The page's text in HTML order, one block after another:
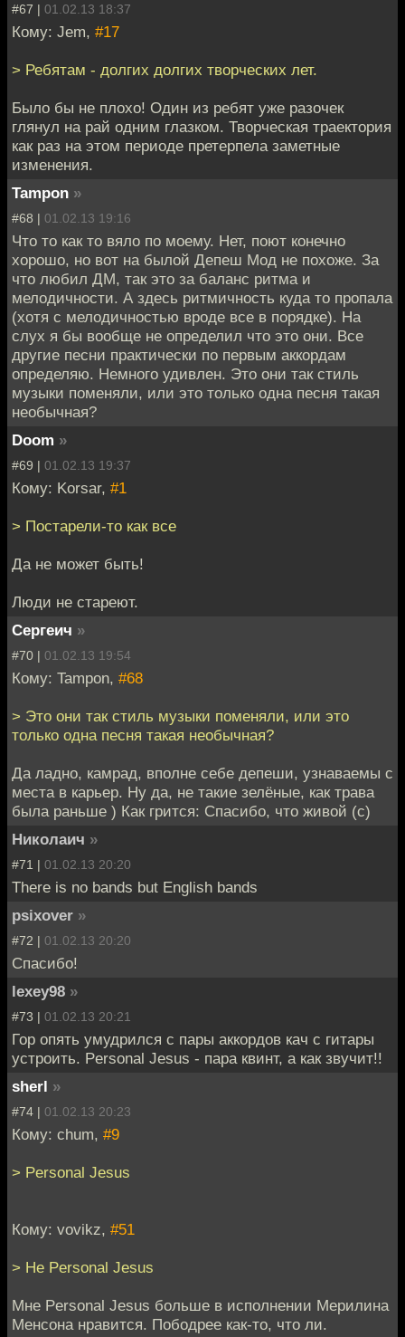
#67 | 01.02.13 18:37
Кому: Jem, #17
> Ребятам - долгих долгих творческих лет.
Было бы не плохо! Один из ребят уже разочек
глянул на рай одним глазком. Творческая траектория
как раз на этом периоде претерпела заметные
изменения.
Tampon »
#68 | 01.02.13 19:16
Что то как то вяло по моему. Нет, поют конечно
хорошо, но вот на былой Депеш Мод не похоже. За
что любил ДМ, так это за баланс ритма и
мелодичности. А здесь ритмичность куда то пропала
(хотя с мелодичностью вроде все в порядке). На
слух я бы вообще не определил что это они. Все
другие песни практически по первым аккордам
определяю. Немного удивлен. Это они так стиль
музыки поменяли, или это только одна песня такая
необычная?
Doom »
#69 | 01.02.13 19:37
Кому: Korsar, #1
> Постарели-то как все
Да не может быть!
Люди не стареют.
Сергеич »
#70 | 01.02.13 19:54
Кому: Tampon, #68
> Это они так стиль музыки поменяли, или это
только одна песня такая необычная?
Да ладно, камрад, вполне себе депеши, узнаваемы с
места в карьер. Ну да, не такие зелёные, как трава
была раньше ) Как грится: Спасибо, что живой (с)
Николаич »
#71 | 01.02.13 20:20
There is no bands but English bands
psixover »
#72 | 01.02.13 20:20
Спасибо!
lexey98 »
#73 | 01.02.13 20:21
Гор опять умудрился с пары аккордов кач с гитары
устроить. Personal Jesus - пара квинт, а как звучит!!
sherl »
#74 | 01.02.13 20:23
Кому: chum, #9
> Personal Jesus
Кому: vovikz, #51
> Не Personal Jesus
Мне Personal Jesus больше в исполнении Мерилина
Менсона нравится. Пободрее как-то, что ли.